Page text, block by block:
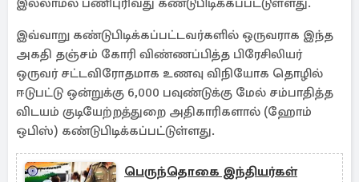
இல்லாமல் பணிபுரிவது கண்டுபிடிக்கப்பட்டுள்ளது.
இவ்வாறு கண்டுபிடிக்கப்பட்டவர்களில் ஒருவராக இந்த
அகதி தஞ்சம் கோரி விண்ணப்பித்த பிரேசிலியர்
ஒருவர் சட்டவிரோதமாக உணவு விநியோக தொழில்
ஈடுபட்டு ஒன்றுக்கு 6,000 பவுண்டுக்கு மேல் சம்பாதித்த
விடயம் குடியேற்றத்துறை அதிகாரிகளால் (ஹோம்
ஒபிஸ்) கண்டுபிடிக்கப்பட்டுள்ளது.
பெருந்தொகை இந்தியர்கள்